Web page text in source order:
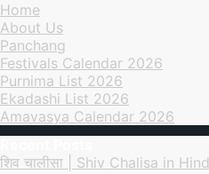
Home
About Us
Panchang
Festivals Calendar 2026
Purnima List 2026
Ekadashi List 2026
Amavasya Calendar 2026
शिव चालीसा | Shiv Chalisa in